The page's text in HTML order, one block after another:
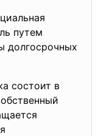
путем
долгосрочных
состоит в